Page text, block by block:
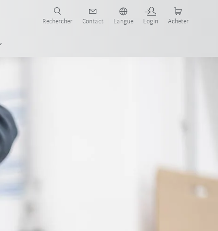
Rechercher Contact Langue Login Acheter
Vendre un robot d’occasion